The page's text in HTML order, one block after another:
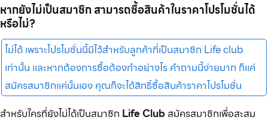
หากยังไม่เป็นสมาชิก สามารถซื้อสินค้าในราคาโปรโมชั่นได้
หรือไม่?
ไม่ได้ เพราะโปรโมชั่นนี้มีไว้สำหรับลูกค้าที่เป็นสมาชิก Life club
เท่านั้น และหากต้องการซื้อต้องทำอย่างไร คำถามนี้ง่ายมาก ก็แค่
สมัครสมาชิกแค่นั้นเอง คุณก็จะได้สิทธิ์ซื้อสินค้าราคาโปรโมชั่น
สำหรับใครที่ยังไม่ได้เป็นสมาชิก Life Clubสมัครสมาชิกเพื่อสะสม